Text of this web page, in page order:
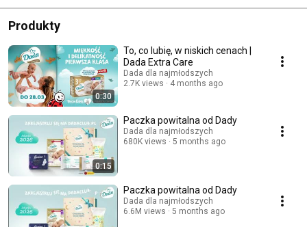
Produkty
0:30
To, co lubię, w niskich cenach |
Dada Extra Care
Dada dla najmłodszych
2.7K views
4 months ago
0:15
Paczka powitalna od Dady
Dada dla najmłodszych
680K views
5 months ago
Paczka powitalna od Dady
Dada dla najmłodszych
6.6M views
5 months ago